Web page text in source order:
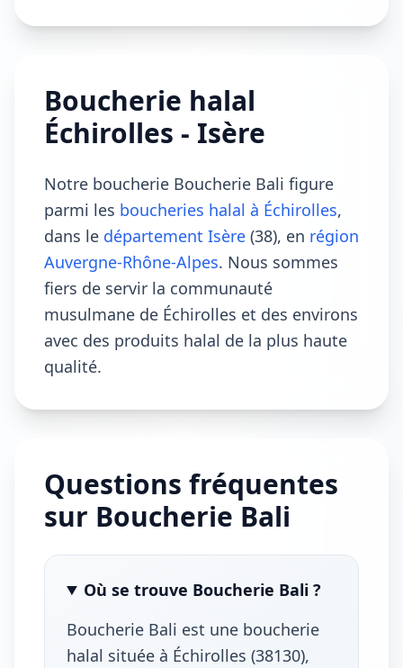
Boucherie halal
Échirolles - Isère
Notre boucherie Boucherie Bali figure
parmi les boucheries halal à Échirolles,
dans le département Isère (38), en région
Auvergne-Rhône-Alpes. Nous sommes
fiers de servir la communauté
musulmane de Échirolles et des environs
avec des produits halal de la plus haute
qualité.
Questions fréquentes
sur Boucherie Bali
Où se trouve Boucherie Bali ?
Boucherie Bali est une boucherie
halal située à Échirolles (38130),